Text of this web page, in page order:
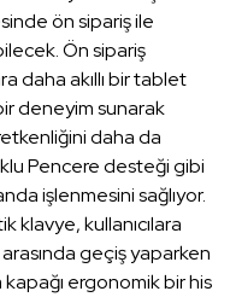
ön sipariş ile
Ön sipariş
daha akıllı bir tablet
deneyim sunarak
daha da
Pencere desteği gibi
işlenmesini sağlıyor.
klavye, kullanıcılara
arasında geçiş yaparken
ergonomik bir his